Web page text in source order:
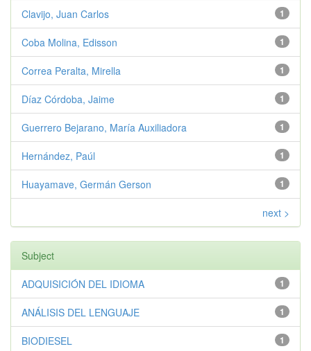
1
Clavijo, Juan Carlos
1
Coba Molina, Edisson
1
Correa Peralta, Mirella
1
Díaz Córdoba, Jaime
1
Guerrero Bejarano, María Auxiliadora
1
Hernández, Paúl
1
Huayamave, Germán Gerson
next >
Subject
1
ADQUISICIÓN DEL IDIOMA
1
ANÁLISIS DEL LENGUAJE
1
BIODIESEL